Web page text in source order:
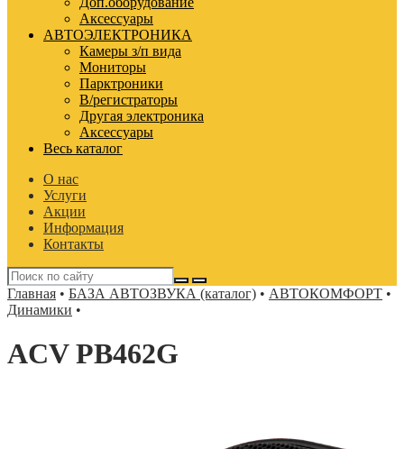
Аксессуары
АВТОЭЛЕКТРОНИКА
Камеры з/п вида
Мониторы
Парктроники
В/регистраторы
Другая электроника
Аксессуары
Весь каталог
О нас
Услуги
Акции
Информация
Контакты
Главная • БАЗА АВТОЗВУКА (каталог) • АВТОКОМФОРТ •
Динамики •
ACV PB462G